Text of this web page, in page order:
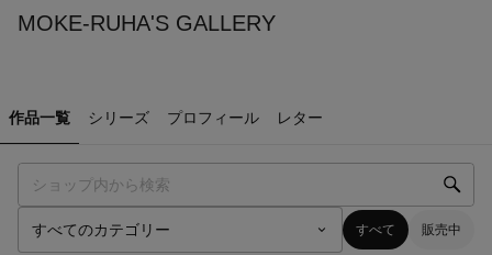
MOKE-RUHA'S GALLERY
作品一覧 シリーズ プロフィール レター
すべて 販売中